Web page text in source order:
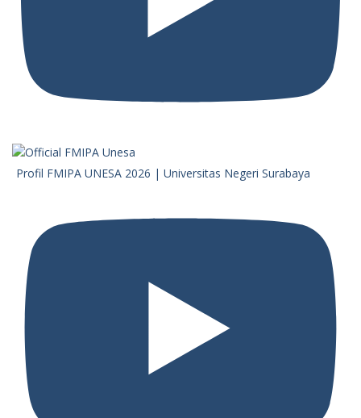
Profil FMIPA UNESA 2026 | Universitas Negeri Surabaya